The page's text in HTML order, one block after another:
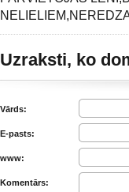
Uzraksti, ko
Vārds:
E-pasts:
www:
Komentārs: